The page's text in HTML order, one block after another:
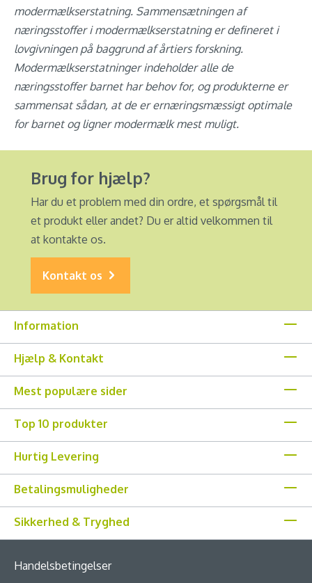
modermælkserstatning. Sammensætningen af
næringsstoffer i modermælkserstatning er defineret i
lovgivningen på baggrund af årtiers forskning.
Modermælkserstatninger indeholder alle de
næringsstoffer barnet har behov for, og produkterne er
sammensat sådan, at de er ernæringsmæssigt optimale
for barnet og ligner modermælk mest muligt.
Brug for hjælp?
Har du et problem med din ordre, et spørgsmål til
et produkt eller andet? Du er altid velkommen til
at kontakte os.
Kontakt os
Information
Hjælp & Kontakt
Mest populære sider
Top 10 produkter
Hurtig Levering
Betalingsmuligheder
Sikkerhed & Tryghed
Handelsbetingelser